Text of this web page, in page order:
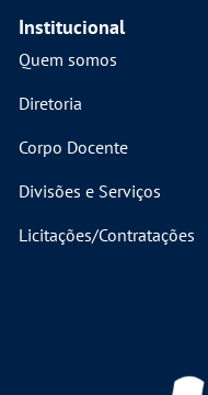
Institucional
Quem somos
Diretoria
Corpo Docente
Divisões e Serviços
Licitações/Contratações